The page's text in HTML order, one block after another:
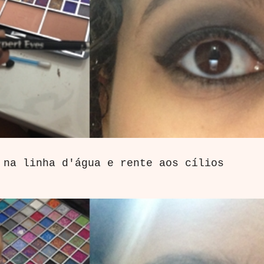
linha d'água e rente aos cílios